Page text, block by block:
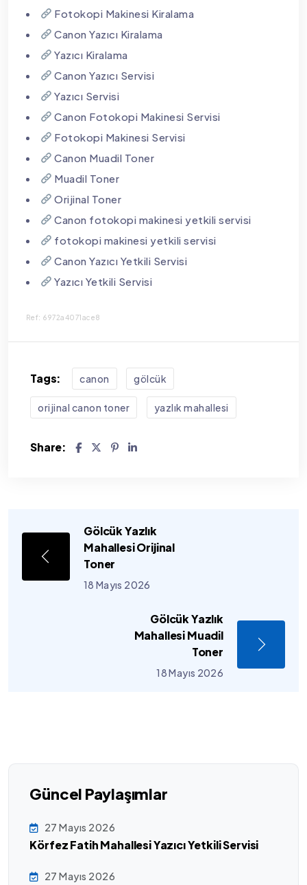
Fotokopi Makinesi Kiralama
Canon Yazıcı Kiralama
Yazıcı Kiralama
Canon Yazıcı Servisi
Yazıcı Servisi
Canon Fotokopi Makinesi Servisi
Fotokopi Makinesi Servisi
Canon Muadil Toner
Muadil Toner
Orijinal Toner
Canon fotokopi makinesi yetkili servisi
fotokopi makinesi yetkili servisi
Canon Yazıcı Yetkili Servisi
Yazıcı Yetkili Servisi
Ref: 6972a4071ace8
Tags: canon gölcük
orijinal canon toner yazlık mahallesi
Share:
Gölcük Yazlık
Mahallesi Orijinal
Toner
18 Mayıs 2026
Gölcük Yazlık
Mahallesi Muadil
Toner
18 Mayıs 2026
Güncel Paylaşımlar
27 Mayıs 2026
Körfez Fatih Mahallesi Yazıcı Yetkili Servisi
27 Mayıs 2026